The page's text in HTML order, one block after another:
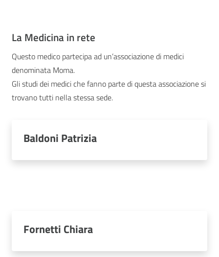
La Medicina in rete
Questo medico partecipa ad un’associazione di medici
denominata Moma.
Gli studi dei medici che fanno parte di questa associazione si
trovano tutti nella stessa sede.
Baldoni Patrizia
Fornetti Chiara